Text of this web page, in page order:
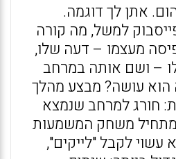
אתן לך דוגמה.
למשל, מה קורה
מעצמו – דעה שלו,
– ושם אותה במרחב
עושה? מבצע מהלך
חורג למרחב שנמצא
מתחיל משחק המשמעות
עשוי לקבל "לייקים",